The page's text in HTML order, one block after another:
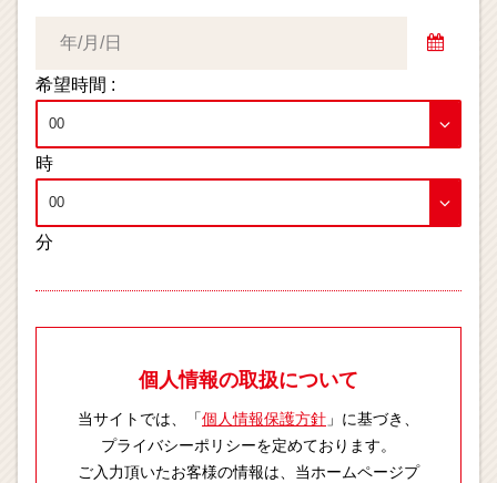
希望時間 :
時
分
個人情報の取扱について
当サイトでは、「個人情報保護方針 」に基づき、
プライバシーポリシーを定めております。
ご入力頂いたお客様の情報は、当ホームページプ